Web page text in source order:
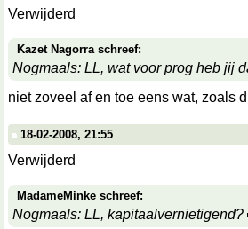
Verwijderd
Kazet Nagorra schreef:
Nogmaals: LL, wat voor prog heb jij
niet zoveel af en toe eens wat, zoals
18-02-2008, 21:55
Verwijderd
MadameMinke schreef:
Nogmaals: LL, kapitaalvernietigend?